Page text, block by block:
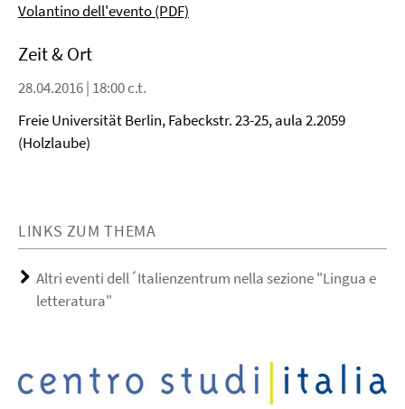
Volantino dell'evento (PDF)
Zeit & Ort
28.04.2016 | 18:00 c.t.
Freie Universität Berlin, Fabeckstr. 23-25, aula 2.2059
(Holzlaube)
LINKS ZUM THEMA
Altri eventi dell´Italienzentrum nella sezione "Lingua e
letteratura"